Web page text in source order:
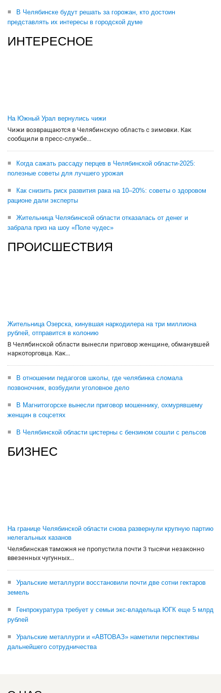
В Челябинске будут решать за горожан, кто достоин
представлять их интересы в городской думе
ИНТЕРЕСНОЕ
На Южный Урал вернулись чижи
Чижи возвращаются в Челябинскую область с зимовки. Как
сообщили в пресс-службе...
Когда сажать рассаду перцев в Челябинской области-2025:
полезные советы для лучшего урожая
Как снизить риск развития рака на 10–20%: советы о здоровом
рационе дали эксперты
Жительница Челябинской области отказалась от денег и
забрала приз на шоу «Поле чудес»
ПРОИСШЕСТВИЯ
Жительница Озерска, кинувшая наркодилера на три миллиона
рублей, отправится в колонию
В Челябинской области вынесли приговор женщине, обманувшей
наркоторговца. Как...
В отношении педагогов школы, где челябинка сломала
позвоночник, возбудили уголовное дело
В Магнитогорске вынесли приговор мошеннику, охмурявшему
женщин в соцсетях
В Челябинской области цистерны с бензином сошли с рельсов
БИЗНЕС
На границе Челябинской области снова развернули крупную партию
нелегальных казанов
Челябинская таможня не пропустила почти 3 тысячи незаконно
ввезенных чугунных...
Уральские металлурги восстановили почти две сотни гектаров
земель
Генпрокуратура требует у семьи экс-владельца ЮГК еще 5 млрд
рублей
Уральские металлурги и «АВТОВАЗ» наметили перспективы
дальнейшего сотрудничества